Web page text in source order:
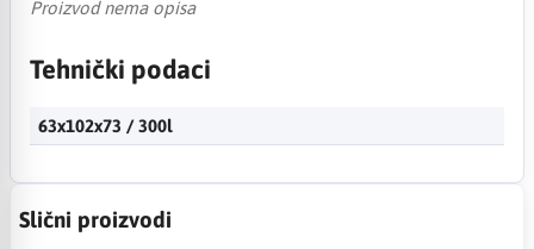
Proizvod nema opisa
Tehnički podaci
63x102x73 / 300l
Slični proizvodi